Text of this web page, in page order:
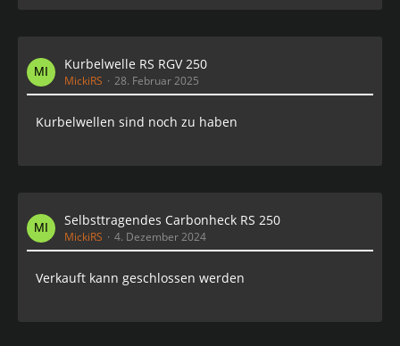
Kurbelwelle RS RGV 250
MickiRS 28. Februar 2025
Kurbelwellen sind noch zu haben
Selbsttragendes Carbonheck RS 250
MickiRS 4. Dezember 2024
Verkauft kann geschlossen werden